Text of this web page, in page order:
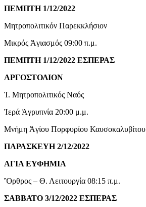
ΠΕΜΠΤΗ 1/12/2022
Μητροπολιτικόν Παρεκκλήσιον
Μικρός Ἁγιασμός 09:00 π.μ.
ΠΕΜΠΤΗ 1/12/2022 ΕΣΠΕΡΑΣ
ΑΡΓΟΣΤΟΛΙΟΝ
Ἱ. Μητροπολιτικός Ναός
Ἱερά Ἀγρυπνία 20:00 μ.μ.
Μνήμη Ἁγίου Πορφυρίου Καυσοκαλυβίτου
ΠΑΡΑΣΚΕΥΗ 2/12/2022
ΑΓΙΑ ΕΥΦΗΜΙΑ
Ὂρθρος – Θ. Λειτουργία 08:15 π.μ.
ΣΑΒΒΑΤΟ 3/12/2022 ΕΣΠΕΡΑΣ